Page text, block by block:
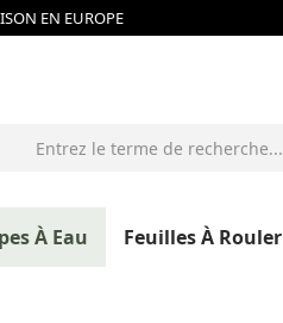
EN EUROPE
À Eau Feuilles À Rouler